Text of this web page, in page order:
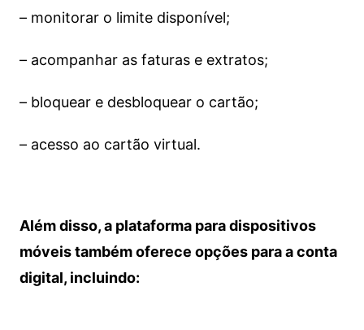
– monitorar o limite disponível;
– acompanhar as faturas e extratos;
– bloquear e desbloquear o cartão;
– acesso ao cartão virtual.
Além disso, a plataforma para dispositivos
móveis também oferece opções para a conta
digital, incluindo: